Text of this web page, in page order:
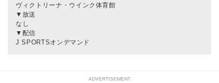
ヴィクトリーナ・ウインク体育館
▼放送
なし
▼配信
J SPORTSオンデマンド
ADVERTISEMENT